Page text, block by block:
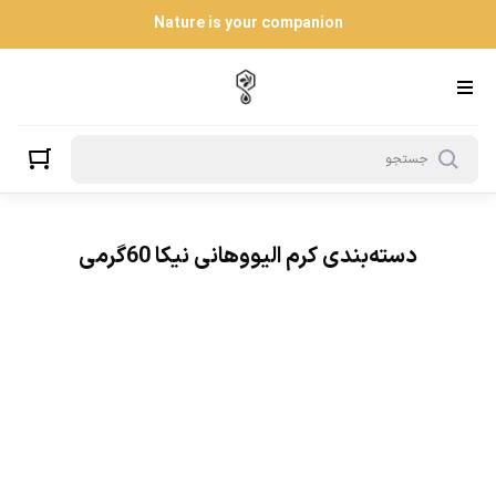
Nature is your companion
دسته‌بندی کرم الیووهانی نیکا 60گرمی